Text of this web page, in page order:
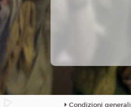
Condizioni generali